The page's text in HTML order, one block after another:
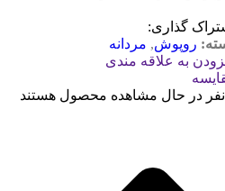
گذاری:
روپوش, مردانه
به علاقه مندی
نفر در حال مشاهده محصول هستند